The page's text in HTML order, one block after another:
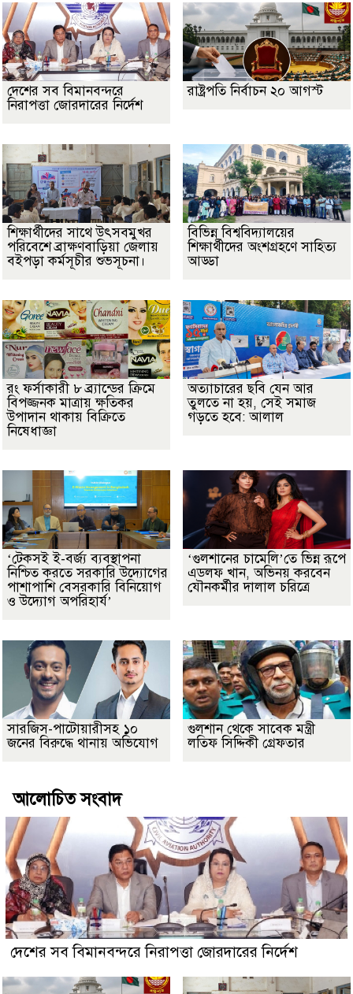
দেশের সব বিমানবন্দরে
নিরাপত্তা জোরদারের নির্দেশ
রাষ্ট্রপতি নির্বাচন ২০ আগস্ট
শিক্ষার্থীদের সাথে উৎসবমুখর
পরিবেশে ব্রাক্ষণবাড়িয়া জেলায়
বইপড়া কর্মসূচীর শুভসূচনা।
বিভিন্ন বিশ্ববিদ্যালয়ের
শিক্ষার্থীদের অংশগ্রহণে সাহিত্য
আড্ডা
রং ফর্সাকারী ৮ ব্র্যান্ডের ক্রিমে
বিপজ্জনক মাত্রায় ক্ষতিকর
উপাদান থাকায় বিক্রিতে
নিষেধাজ্ঞা
অত্যাচারের ছবি যেন আর
তুলতে না হয়, সেই সমাজ
গড়তে হবে: আলাল
‘টেকসই ই-বর্জ্য ব্যবস্থাপনা
নিশ্চিত করতে সরকারি উদ্যোগের
পাশাপাশি বেসরকারি বিনিয়োগ
ও উদ্যোগ অপরিহার্য’
‘গুলশানের চামেলি’তে ভিন্ন রূপে
এডলফ খান, অভিনয় করবেন
যৌনকর্মীর দালাল চরিত্রে
সারজিস-পাটোয়ারীসহ ১০
জনের বিরুদ্ধে থানায় অভিযোগ
গুলশান থেকে সাবেক মন্ত্রী
লতিফ সিদ্দিকী গ্রেফতার
আলোচিত সংবাদ
দেশের সব বিমানবন্দরে নিরাপত্তা জোরদারের নির্দেশ